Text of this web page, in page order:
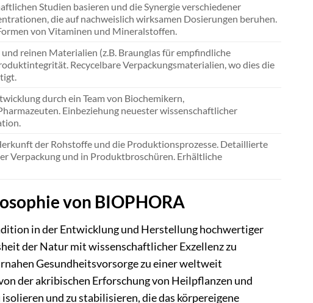
Studien basieren und die Synergie verschiedener
die auf nachweislich wirksamen Dosierungen beruhen.
von Vitaminen und Mineralstoffen.
reinen Materialien (z.B. Braunglas für empfindliche
Recycelbare Verpackungsmaterialien, wo dies die
durch ein Team von Biochemikern,
Einbeziehung neuester wissenschaftlicher
der Rohstoffe und die Produktionsprozesse. Detaillierte
Verpackung und in Produktbroschüren. Erhältliche
von BIOPHORA
in der Entwicklung und Herstellung hochwertiger
der Natur mit wissenschaftlicher Exzellenz zu
Gesundheitsvorsorge zu einer weltweit
der akribischen Erforschung von Heilpflanzen und
und zu stabilisieren, die das körpereigene